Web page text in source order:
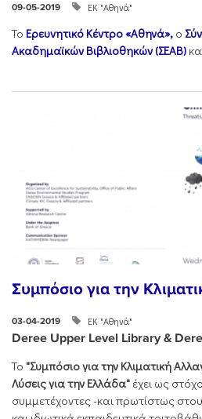
09-05-2019 ΕΚ "Αθηνά"
Το Ερευνητικό Κέντρο «Αθηνά», ο
Ακαδημαϊκών Βιβλιοθηκών (ΣΕΑΒ)
Συμπόσιο για την
03-04-2019 ΕΚ "Αθηνά"
Deree Upper Level Library &
Το "Συμπόσιο για την Κλιματική
Λύσεις για την Ελλάδα" έχει ως
συμμετέχοντες -και πρωτίστως